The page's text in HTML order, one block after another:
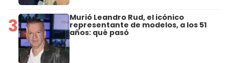
3 Murió Leandro Rud, el icónico
representante de modelos, a los 51
años: qué pasó